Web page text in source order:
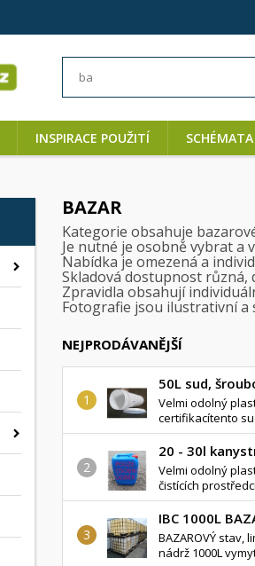
INSPIRACE POUŽITÍ
BAZAR
Kategorie obsahuje
Je nutné je osobně vybrat a
Nabídka je omezená a
Skladová dostupnost různá,
Zpravidla obsahují
Fotografie jsou ilustrativní
NEJPRODÁVANĚJŠÍ
50L sud,
Velmi odolný
certifikacítento
20 - 30l
Velmi odolný
čistících
IBC 1000L
BAZAROVÝ
nádrž 1000L